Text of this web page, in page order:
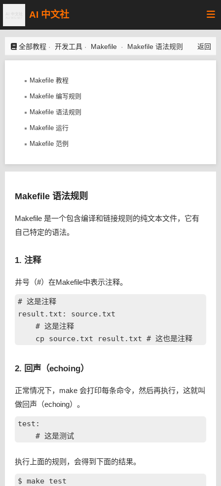
AI 中文社
全部教程 · 开发工具 · Makefile · Makefile 语法规则 返回
Makefile 教程
Makefile 编写规则
Makefile 语法规则
Makefile 运行
Makefile 范例
Makefile 语法规则
Makefile 是一个包含编译和链接规则的纯文本文件，它有
自己特定的语法。
1. 注释
井号（#）在Makefile中表示注释。
# 这是注释
result.txt: source.txt
    # 这是注释
2. 回声（echoing）
正常情况下，make 会打印每条命令，然后再执行，这就叫
做回声（echoing）。
test:
执行上面的规则，会得到下面的结果。
$ make test